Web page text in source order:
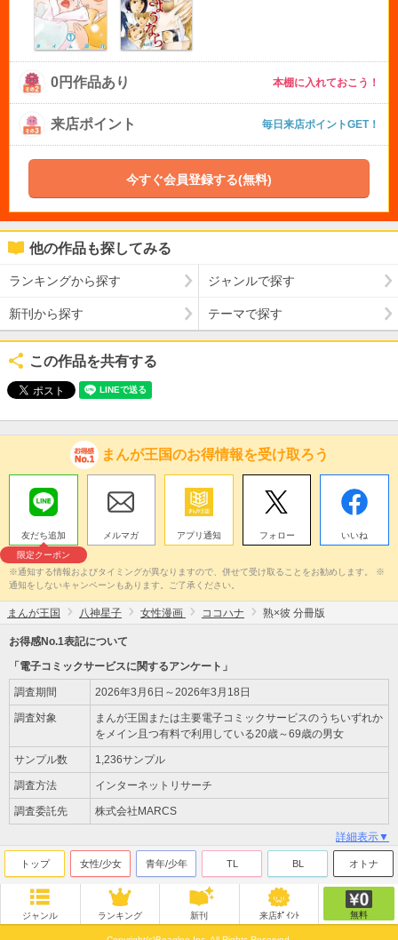
0円作品あり 本棚に入れておこう！
来店ポイント 毎日来店ポイントGET！
今すぐ会員登録する(無料)
他の作品も探してみる
ランキングから探す ジャンルで探す
新刊から探す テーマで探す
この作品を共有する
まんが王国のお得情報を受け取ろう
友だち追加
限定クーポン
メルマガ アプリ通知 フォロー いいね
※通知する情報およびタイミングが異なりますので、併せて受け取ることをお勧めします。 ※
通知をしないキャンペーンもあります。ご了承ください。
まんが王国 八神星子 女性漫画 ココハナ 熟×彼 分冊版
お得感No.1表記について
「電子コミックサービスに関するアンケート」
調査期間 2026年3月6日～2026年3月18日
調査対象
まんが王国または主要電子コミックサービスのうちいずれか
をメイン且つ有料で利用している20歳～69歳の男女
サンプル数 1,236サンプル
調査方法 インターネットリサーチ
調査委託先 株式会社MARCS
詳細表示▼
トップ 女性/少女 青年/少年 TL BL オトナ
ジャンル ランキング 新刊 来店ﾎﾟｲﾝﾄ 無料